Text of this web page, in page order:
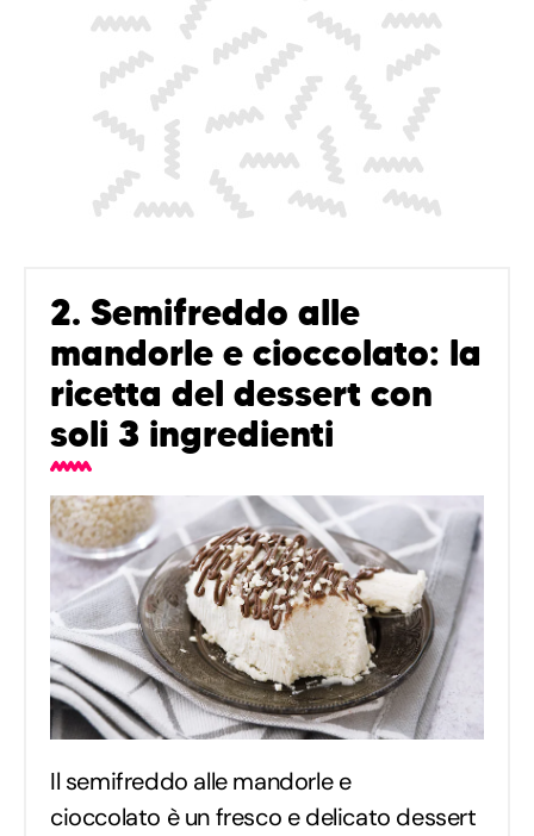
2. Semifreddo alle
mandorle e cioccolato: la
ricetta del dessert con
soli 3 ingredienti
Il semifreddo alle mandorle e
cioccolato è un fresco e delicato dessert